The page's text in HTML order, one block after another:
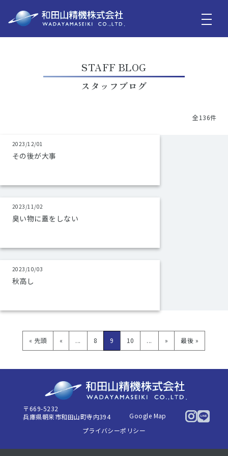
STAFF BLOG
スタッフブログ
全136件
2023/12/01
その後が大事
2023/11/02
臭い物に蓋をしない
2023/10/03
秋高し
« 先頭 « ... 8 9 10 ... » 最後 »
〒669-5232
兵庫県朝来市和田山町寺内394
Google Map
プライバシーポリシー